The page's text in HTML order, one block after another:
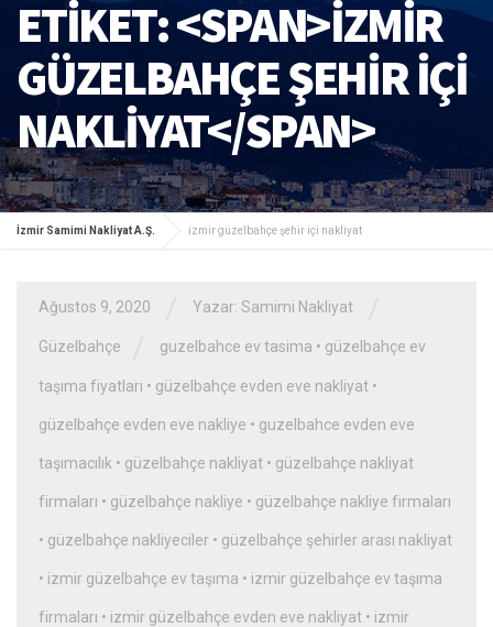
ETIKET: <SPAN>IZMIR
GÜZELBAHÇE ŞEHIR IÇI
NAKLIYAT</SPAN>
İzmir Samimi Nakliyat A.Ş. izmir güzelbahçe şehir içi nakliyat
Ağustos 9, 2020 Yazar: Samimi Nakliyat
Güzelbahçe guzelbahce ev tasima • güzelbahçe ev
taşıma fiyatları • güzelbahçe evden eve nakliyat •
güzelbahçe evden eve nakliye • guzelbahce evden eve
taşımacılık • güzelbahçe nakliyat • güzelbahçe nakliyat
firmaları • güzelbahçe nakliye • güzelbahçe nakliye firmaları
• güzelbahçe nakliyeciler • güzelbahçe şehirler arası nakliyat
• izmir güzelbahçe ev taşıma • izmir güzelbahçe ev taşıma
firmaları • izmir güzelbahçe evden eve nakliyat • izmir